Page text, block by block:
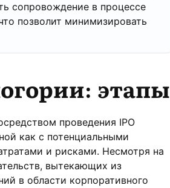
сопровождение в процессе
позволит минимизировать
этапы
проведения IPO
как с потенциальными
и рисками. Несмотря на
вытекающих из
в области корпоративного